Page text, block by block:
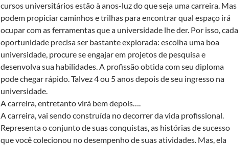
cursos universitários estão à anos-luz do que seja uma carreira. Mas
podem propiciar caminhos e trilhas para encontrar qual espaço irá
ocupar com as ferramentas que a universidade lhe der. Por isso, cada
oportunidade precisa ser bastante explorada: escolha uma boa
universidade, procure se engajar em projetos de pesquisa e
desenvolva sua habilidades. A profissão obtida com seu diploma
pode chegar rápido. Talvez 4 ou 5 anos depois de seu ingresso na
universidade.
A carreira, entretanto virá bem depois….
A carreira, vai sendo construída no decorrer da vida profissional.
Representa o conjunto de suas conquistas, as histórias de sucesso
que você colecionou no desempenho de suas atividades. Mas, ela